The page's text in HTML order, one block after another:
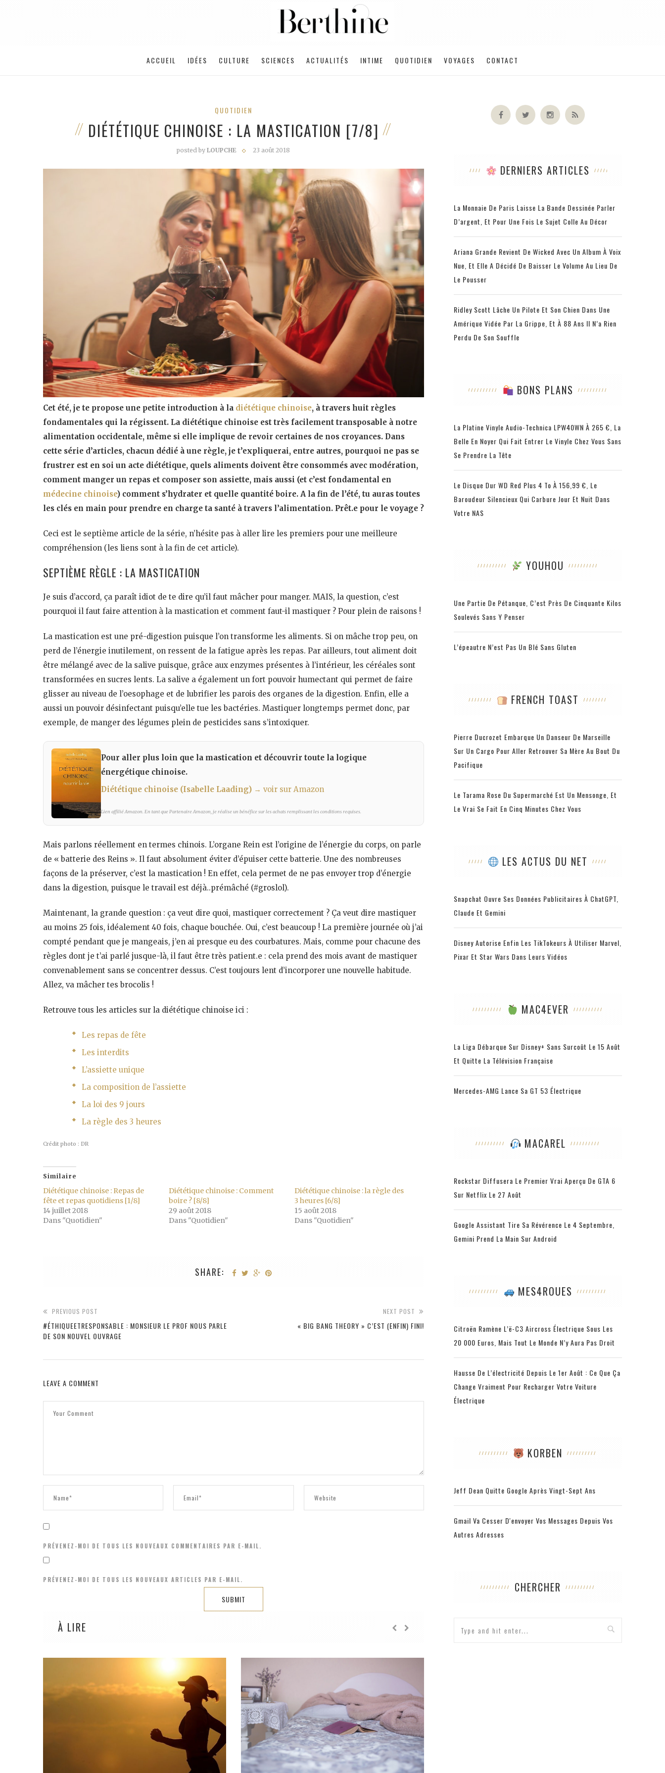
ACCUEIL IDÉES CULTURE SCIENCES ACTUALITÉS INTIME QUOTIDIEN VOYAGES CONTACT
QUOTIDIEN
DIÉTÉTIQUE CHINOISE : LA MASTICATION [7/8]
posted byLOUPCHE 23 août 2018
Cet été, je te propose une petite introduction à la diététique chinoise, à travers huit règles
fondamentales qui la régissent. La diététique chinoise est très facilement transposable à notre
alimentation occidentale, même si elle implique de revoir certaines de nos croyances. Dans
cette série d’articles, chacun dédié à une règle, je t’expliquerai, entre autres, pourquoi ne pas se
frustrer est en soi un acte diététique, quels aliments doivent être consommés avec modération,
comment manger un repas et composer son assiette, mais aussi (et c’est fondamental en
médecine chinoise) comment s’hydrater et quelle quantité boire. A la fin de l’été, tu auras toutes
les clés en main pour prendre en charge ta santé à travers l’alimentation. Prêt.e pour le voyage ?
Ceci est le septième article de la série, n’hésite pas à aller lire les premiers pour une meilleure
compréhension (les liens sont à la fin de cet article).
SEPTIÈME RÈGLE : LA MASTICATION
Je suis d’accord, ça paraît idiot de te dire qu’il faut mâcher pour manger. MAIS, la question, c’est
pourquoi il faut faire attention à la mastication et comment faut-il mastiquer ? Pour plein de raisons !
La mastication est une pré-digestion puisque l’on transforme les aliments. Si on mâche trop peu, on
perd de l’énergie inutilement, on ressent de la fatigue après les repas. Par ailleurs, tout aliment doit
être mélangé avec de la salive puisque, grâce aux enzymes présentes à l’intérieur, les céréales sont
transformées en sucres lents. La salive a également un fort pouvoir humectant qui permet de faire
glisser au niveau de l’oesophage et de lubrifier les parois des organes de la digestion. Enfin, elle a
aussi un pouvoir désinfectant puisqu’elle tue les bactéries. Mastiquer longtemps permet donc, par
exemple, de manger des légumes plein de pesticides sans s’intoxiquer.
Pour aller plus loin que la mastication et découvrir toute la logique
énergétique chinoise.
Diététique chinoise (Isabelle Laading) → voir sur Amazon
Lien affilié Amazon. En tant que Partenaire Amazon, je réalise un bénéfice sur les achats remplissant les conditions requises.
Mais parlons réellement en termes chinois. L’organe Rein est l’origine de l’énergie du corps, on parle
de « batterie des Reins ». Il faut absolument éviter d’épuiser cette batterie. Une des nombreuses
façons de la préserver, c’est la mastication ! En effet, cela permet de ne pas envoyer trop d’énergie
dans la digestion, puisque le travail est déjà..prémâché (#groslol).
Maintenant, la grande question : ça veut dire quoi, mastiquer correctement ? Ça veut dire mastiquer
au moins 25 fois, idéalement 40 fois, chaque bouchée. Oui, c’est beaucoup ! La première journée où j’ai
compté pendant que je mangeais, j’en ai presque eu des courbatures. Mais, comme pour chacune des
règles dont je t’ai parlé jusque-là, il faut être très patient.e : cela prend des mois avant de mastiquer
convenablement sans se concentrer dessus. C’est toujours lent d’incorporer une nouvelle habitude.
Allez, va mâcher tes brocolis !
Retrouve tous les articles sur la diététique chinoise ici :
Les repas de fête
Les interdits
L’assiette unique
La composition de l’assiette
La loi des 9 jours
La règle des 3 heures
Crédit photo : DR
Similaire
Diététique chinoise : Repas de
fête et repas quotidiens [1/8]
14 juillet 2018
Dans "Quotidien"
Diététique chinoise : Comment
boire ? [8/8]
29 août 2018
Dans "Quotidien"
Diététique chinoise : la règle des
3 heures [6/8]
15 août 2018
Dans "Quotidien"
SHARE:
PREVIOUS POST
#ÉTHIQUEETRESPONSABLE : MONSIEUR LE PROF NOUS PARLE
DE SON NOUVEL OUVRAGE
NEXT POST
« BIG BANG THEORY » C’EST (ENFIN) FINI!
LEAVE A COMMENT
PRÉVENEZ-MOI DE TOUS LES NOUVEAUX COMMENTAIRES PAR E-MAIL.
PRÉVENEZ-MOI DE TOUS LES NOUVEAUX ARTICLES PAR E-MAIL.
À LIRE
DERNIERS ARTICLES
La Monnaie De Paris Laisse La Bande Dessinée Parler
D’argent, Et Pour Une Fois Le Sujet Colle Au Décor
Ariana Grande Revient De Wicked Avec Un Album À Voix
Nue, Et Elle A Décidé De Baisser Le Volume Au Lieu De
Le Pousser
Ridley Scott Lâche Un Pilote Et Son Chien Dans Une
Amérique Vidée Par La Grippe, Et À 88 Ans Il N’a Rien
Perdu De Son Souffle
BONS PLANS
La Platine Vinyle Audio-Technica LPW40WN À 265 €, La
Belle En Noyer Qui Fait Entrer Le Vinyle Chez Vous Sans
Se Prendre La Tête
Le Disque Dur WD Red Plus 4 To À 156,99 €, Le
Baroudeur Silencieux Qui Carbure Jour Et Nuit Dans
Votre NAS
YOUHOU
Une Partie De Pétanque, C’est Près De Cinquante Kilos
Soulevés Sans Y Penser
L’épeautre N’est Pas Un Blé Sans Gluten
FRENCH TOAST
Pierre Ducrozet Embarque Un Danseur De Marseille
Sur Un Cargo Pour Aller Retrouver Sa Mère Au Bout Du
Pacifique
Le Tarama Rose Du Supermarché Est Un Mensonge, Et
Le Vrai Se Fait En Cinq Minutes Chez Vous
LES ACTUS DU NET
Snapchat Ouvre Ses Données Publicitaires À ChatGPT,
Claude Et Gemini
Disney Autorise Enfin Les TikTokeurs À Utiliser Marvel,
Pixar Et Star Wars Dans Leurs Vidéos
MAC4EVER
La Liga Débarque Sur Disney+ Sans Surcoût Le 15 Août
Et Quitte La Télévision Française
Mercedes-AMG Lance Sa GT 53 Électrique
MACAREL
Rockstar Diffusera Le Premier Vrai Aperçu De GTA 6
Sur Netflix Le 27 Août
Google Assistant Tire Sa Révérence Le 4 Septembre,
Gemini Prend La Main Sur Android
MES4ROUES
Citroën Ramène L’ë-C3 Aircross Électrique Sous Les
20 000 Euros, Mais Tout Le Monde N’y Aura Pas Droit
Hausse De L’électricité Depuis Le 1er Août : Ce Que Ça
Change Vraiment Pour Recharger Votre Voiture
Électrique
KORBEN
Jeff Dean Quitte Google Après Vingt-Sept Ans
Gmail Va Cesser D'envoyer Vos Messages Depuis Vos
Autres Adresses
CHERCHER